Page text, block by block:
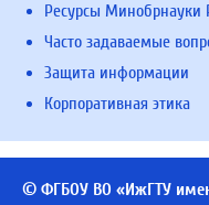
Ресурсы Минобрнауки
Часто задаваемые
Защита информации
Корпоративная этика
© ФГБОУ ВО «ИжГТУ